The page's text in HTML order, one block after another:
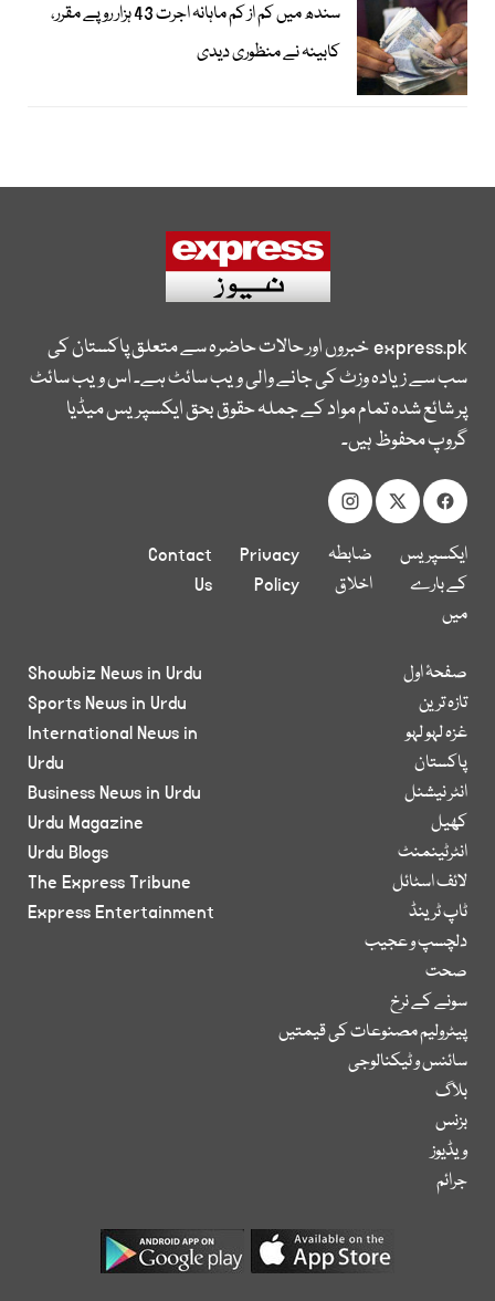
سندھ میں کم از کم ماہانہ اجرت 43 ہزار روپے مقرر،
کابینہ نے منظوری دیدی
express.pkخبروں اور حالات حاضرہ سے متعلق پاکستان کی
سب سے زیادہ وزٹ کی جانے والی ویب سائٹ ہے۔ اس ویب سائٹ
پر شائع شدہ تمام مواد کے جملہ حقوق بحق ایکسپریس میڈیا
گروپ محفوظ ہیں۔
ایکسپریس
کے بارے
میں
ضابطہ
اخلاق
Privacy
Policy
Contact
Us
صفحۂ اول
تازہ ترین
غزہ لہو لہو
پاکستان
انٹر نیشنل
کھیل
انٹرٹینمنٹ
لائف اسٹائل
ٹاپ ٹرینڈ
دلچسپ و عجیب
صحت
سونے کے نرخ
پیٹرولیم مصنوعات کی قیمتیں
سائنس و ٹیکنالوجی
بلاگ
بزنس
ویڈیوز
جرائم
Showbiz News in Urdu
Sports News in Urdu
International News in
Urdu
Business News in Urdu
Urdu Magazine
Urdu Blogs
The Express Tribune
Express Entertainment